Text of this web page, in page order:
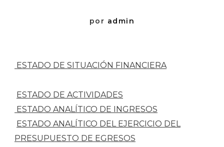
por admin
ESTADO DE SITUACIÓN FINANCIERA
ESTADO DE ACTIVIDADES
ESTADO ANALÍTICO DE INGRESOS
ESTADO ANALÍTICO DEL EJERCICIO DEL
PRESUPUESTO DE EGRESOS